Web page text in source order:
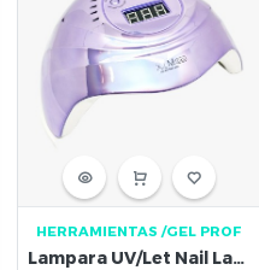
HERRAMIENTAS /GEL PROF
Lampara UV/Let Nail Lamp 168 w Blanco Morada